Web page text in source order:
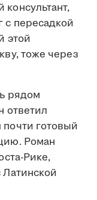
с пересадкой
этой
тоже через
рядом
ответил
готовый
Роман
Рике,
Латинской